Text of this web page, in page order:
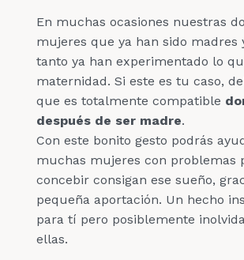
En muchas ocasiones nuestras
mujeres que ya han sido madres
tanto ya han experimentado lo
maternidad. Si este es tu caso,
que es totalmente compatible
después de ser madre.
Con este bonito gesto podrás
muchas mujeres con problemas
concebir consigan ese sueño,
pequeña aportación. Un hecho
para tí pero posiblemente
ellas.